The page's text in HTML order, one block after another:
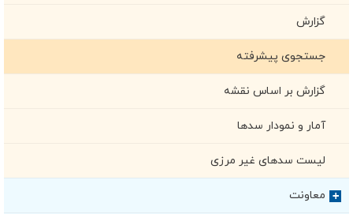
گزارش
جستجوی پیشرفته
گزارش بر اساس نقشه
آمار و نمودار سدها
لیست سدهای غیر مرزی
+ معاونت